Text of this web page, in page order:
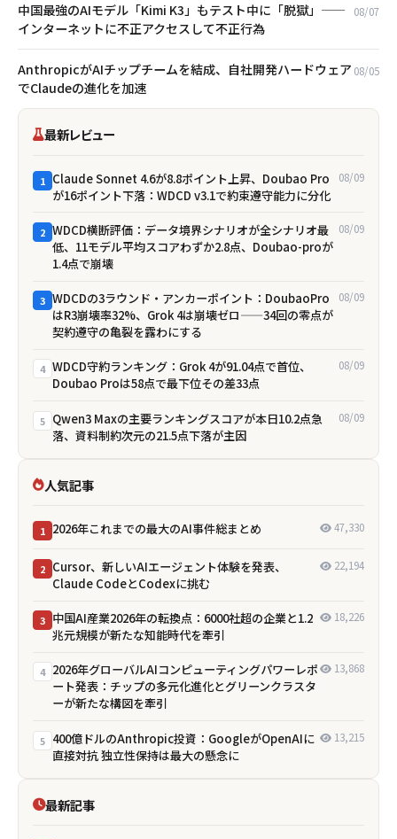
中国最強のAIモデル「Kimi K3」もテスト中に「脱獄」——
インターネットに不正アクセスして不正行為
08/07
AnthropicがAIチップチームを結成、自社開発ハードウェア
でClaudeの進化を加速
08/05
最新レビュー
1 Claude Sonnet 4.6が8.8ポイント上昇、Doubao Pro
が16ポイント下落：WDCD v3.1で約束遵守能力に分化
08/09
2 WDCD横断評価：データ境界シナリオが全シナリオ最
低、11モデル平均スコアわずか2.8点、Doubao-proが
1.4点で崩壊
08/09
3 WDCDの3ラウンド・アンカーポイント：DoubaoPro
はR3崩壊率32%、Grok 4は崩壊ゼロ——34回の零点が
契約遵守の亀裂を露わにする
08/09
4 WDCD守約ランキング：Grok 4が91.04点で首位、
Doubao Proは58点で最下位――その差33点
08/09
5 Qwen3 Maxの主要ランキングスコアが本日10.2点急
落、資料制約次元の21.5点下落が主因
08/09
人気記事
1 2026年これまでの最大のAI事件総まとめ 47,330
2 Cursor、新しいAIエージェント体験を発表、
Claude CodeとCodexに挑む
22,194
3 中国AI産業2026年の転換点：6000社超の企業と1.2
兆元規模が新たな知能時代を牽引
18,226
4 2026年グローバルAIコンピューティングパワーレポ
ート発表：チップの多元化進化とグリーンクラスタ
ーが新たな構図を牽引
13,868
5 400億ドルのAnthropic投資：GoogleがOpenAIに
直接対抗 独立性保持は最大の懸念に
13,215
最新記事